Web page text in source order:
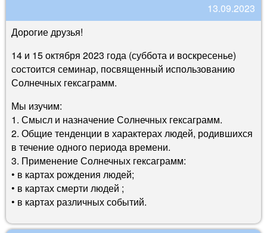
13.09.2023
Дорогие друзья!
14 и 15 октября 2023 года (суббота и воскресенье)
состоится семинар, посвященный использованию
Солнечных гексаграмм.
Мы изучим:
1. Смысл и назначение Солнечных гексаграмм.
2. Общие тенденции в характерах людей, родившихся
в течение одного периода времени.
3. Применение Солнечных гексаграмм:
• в картах рождения людей;
• в картах смерти людей ;
• в картах различных событий.